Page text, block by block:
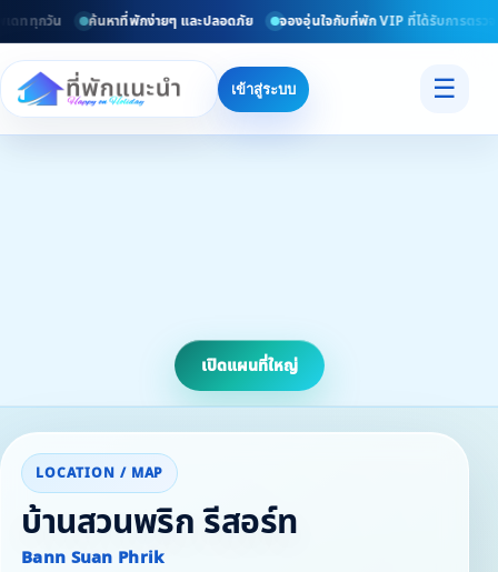
ททุกวัน ค้นหาที่พักง่ายๆ และปลอดภัย จองอุ่นใจกับที่พัก VIP ที่ได้รับการตรวจส
เข้าสู่ระบบ ☰
เปิดแผนที่ใหญ่
LOCATION / MAP
บ้านสวนพริก รีสอร์ท
Bann Suan Phrik